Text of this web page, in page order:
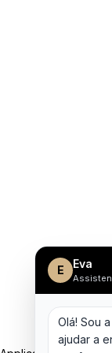
E Eva
Olá! Sou
ajudar a